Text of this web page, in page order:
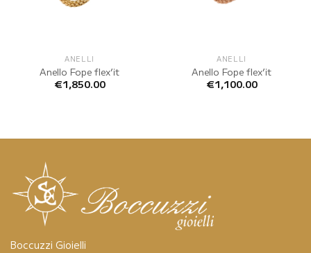
ANELLI
Anello Fope flex’it
€1,850.00
ANELLI
Anello Fope flex’it
€1,100.00
Boccuzzi Gioielli